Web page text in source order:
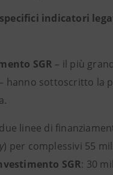
indicatori
SGR – il più
hanno sottoscritto la
linee di
) per complessivi 55
SGR: 30